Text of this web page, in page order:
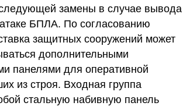
замены в случае вывода
БПЛА. По согласованию
защитных сооружений может
дополнительными
панелями для оперативной
из строя. Входная группа
стальную набивную панель